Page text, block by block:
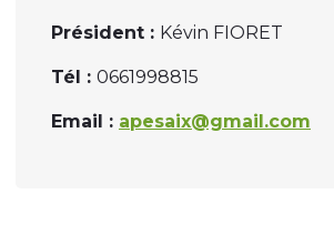
Président : Kévin FIORET
Tél : 0661998815
Email : apesaix@gmail.com